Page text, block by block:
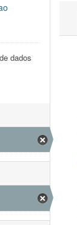
dados